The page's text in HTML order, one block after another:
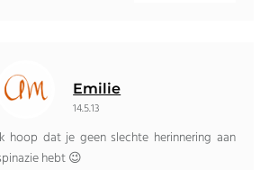
Emilie
14.5.13
hoop dat je geen slechte herinnering aan
hebt 😉